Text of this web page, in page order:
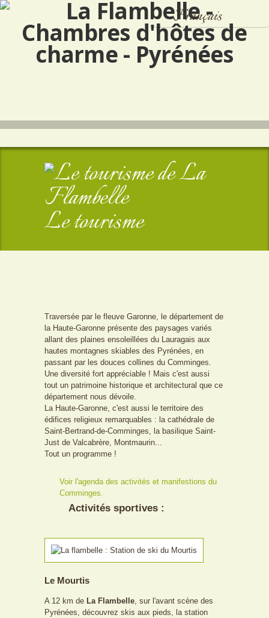
Français
Español
English
Le tourisme
Traversée par le fleuve Garonne, le département de
la Haute-Garonne présente des paysages variés
allant des plaines ensoleillées du Lauragais aux
hautes montagnes skiables des Pyrénées, en
passant par les douces collines du Comminges.
Une diversité fort appréciable ! Mais c'est aussi
tout un patrimoine historique et architectural que ce
département nous dévoile.
La Haute-Garonne, c'est aussi le territoire des
édifices religieux remarquables : la cathédrale de
Saint-Bertrand-de-Comminges, la basilique Saint-
Just de Valcabrère, Montmaurin...
Tout un programme !
Voir l'agenda des activités et manifestions du
Comminges.
Activités sportives :
Le Mourtis
A 12 km de La Flambelle , sur l'avant scène des
Pyrénées, découvrez skis aux pieds, la station